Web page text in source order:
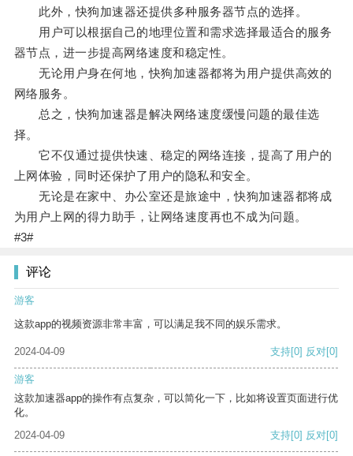
此外，快狗加速器还提供多种服务器节点的选择。
用户可以根据自己的地理位置和需求选择最适合的服务
器节点，进一步提高网络速度和稳定性。
无论用户身在何地，快狗加速器都将为用户提供高效的
网络服务。
总之，快狗加速器是解决网络速度缓慢问题的最佳选
择。
它不仅通过提供快速、稳定的网络连接，提高了用户的
上网体验，同时还保护了用户的隐私和安全。
无论是在家中、办公室还是旅途中，快狗加速器都将成
为用户上网的得力助手，让网络速度再也不成为问题。
#3#
评论
游客
这款app的视频资源非常丰富，可以满足我不同的娱乐需求。
2024-04-09 支持[0] 反对[0]
游客
这款加速器app的操作有点复杂，可以简化一下，比如将设置页面进行优
化。
2024-04-09
支持[0] 反对[0]